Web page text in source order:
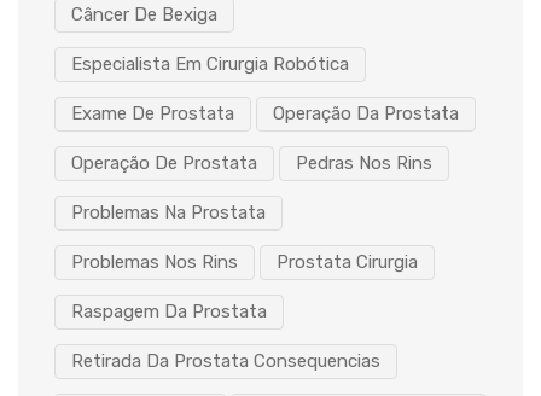
Câncer De Bexiga
Especialista Em Cirurgia Robótica
Exame De Prostata Operação Da Prostata
Operação De Prostata Pedras Nos Rins
Problemas Na Prostata
Problemas Nos Rins Prostata Cirurgia
Raspagem Da Prostata
Retirada Da Prostata Consequencias